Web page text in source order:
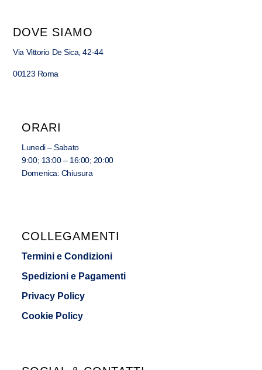
DOVE SIAMO
Via Vittorio De Sica, 42-44
00123 Roma
ORARI
Lunedi – Sabato
9:00; 13:00 – 16:00; 20:00
Domenica: Chiusura
COLLEGAMENTI
Termini e Condizioni
Spedizioni e Pagamenti
Privacy Policy
Cookie Policy